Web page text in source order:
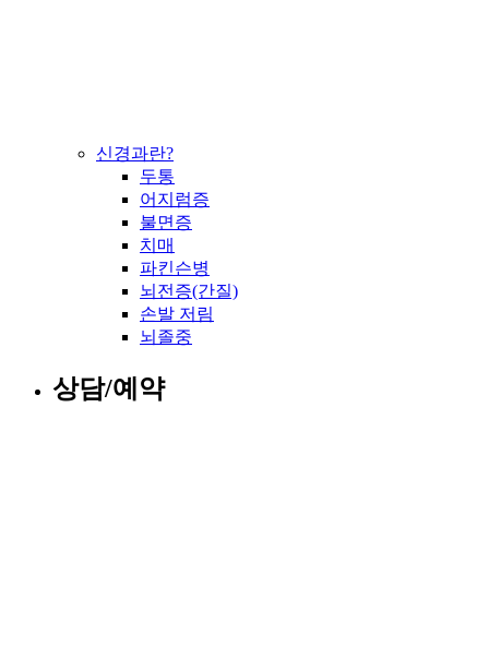
신경과란?
두통
어지럼증
불면증
치매
파킨슨병
뇌전증(간질)
손발 저림
뇌졸중
상담/예약